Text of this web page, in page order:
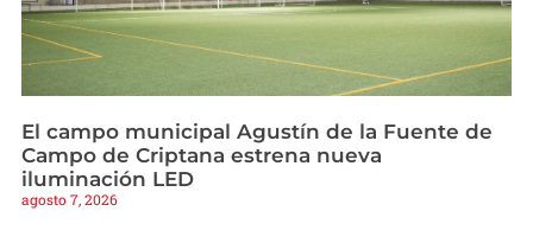
El campo municipal Agustín de la Fuente de
Campo de Criptana estrena nueva
iluminación LED
agosto 7, 2026